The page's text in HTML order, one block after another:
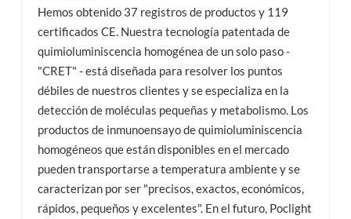
Hemos obtenido 37 registros de productos y 119
certificados CE. Nuestra tecnología patentada de
quimioluminiscencia homogénea de un solo paso -
"CRET" - está diseñada para resolver los puntos
débiles de nuestros clientes y se especializa en la
detección de moléculas pequeñas y metabolismo. Los
productos de inmunoensayo de quimioluminiscencia
homogéneos que están disponibles en el mercado
pueden transportarse a temperatura ambiente y se
caracterizan por ser "precisos, exactos, económicos,
rápidos, pequeños y excelentes". En el futuro, Poclight